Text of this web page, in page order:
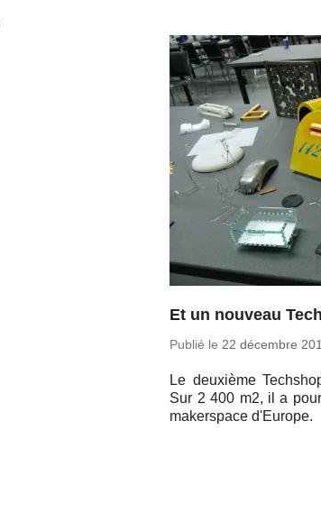
Et un nouveau
Publié le22 dé­cembre
Le deuxième
Sur 2 400 m2, il a
ma­kers­pace d'Europe.